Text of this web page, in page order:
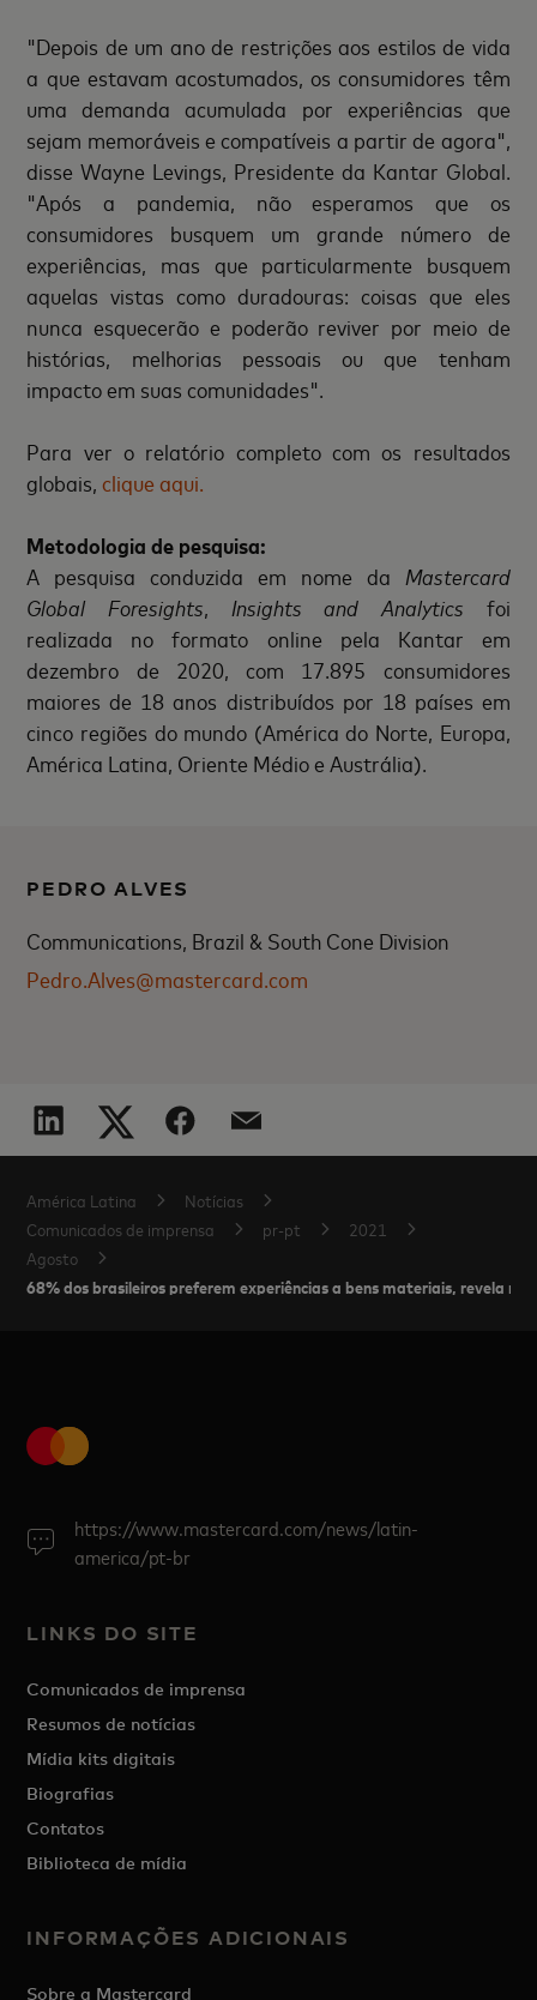
"Depois de um ano de restrições aos estilos de vida
a que estavam acostumados, os consumidores têm
uma demanda acumulada por experiências que
sejam memoráveis e compatíveis a partir de agora",
disse Wayne Levings, Presidente da Kantar Global.
"Após a pandemia, não esperamos que os
consumidores busquem um grande número de
experiências, mas que particularmente busquem
aquelas vistas como duradouras: coisas que eles
nunca esquecerão e poderão reviver por meio de
histórias, melhorias pessoais ou que tenham
impacto em suas comunidades".
Para ver o relatório completo com os resultados
globais,clique aqui.
Metodologia de pesquisa:
A pesquisa conduzida em nome da Mastercard
Global Foresights, Insights and Analytics foi
realizada no formato online pela Kantar em
dezembro de 2020, com 17.895 consumidores
maiores de 18 anos distribuídos por 18 países em
cinco regiões do mundo (América do Norte, Europa,
América Latina, Oriente Médio e Austrália).
PEDRO ALVES
Communications, Brazil & South Cone Division
Pedro.Alves@mastercard.com
América Latina
Notícias
Comunicados de imprensa
pr-pt
2021
Agosto
68% dos brasileiros preferem experiências a bens materiais, revela
https://www.mastercard.com/news/latin-
america/pt-br
LINKS DO SITE
Comunicados de imprensa
Resumos de notícias
Mídia kits digitais
Biografias
Contatos
Biblioteca de mídia
INFORMAÇÕES ADICIONAIS
Sobre a Mastercard